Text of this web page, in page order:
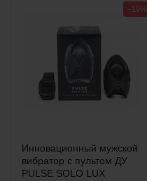
Инновационный мужской
вибратор с пультом ДУ
PULSE SOLO LUX
−19%